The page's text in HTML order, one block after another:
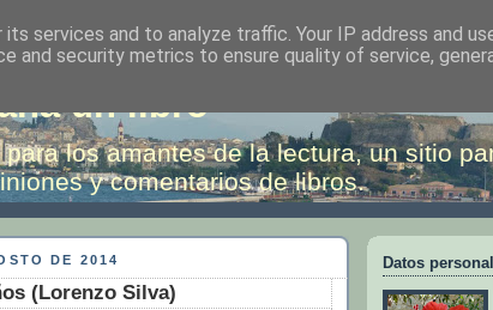
un libro
los amantes de la lectura, un sitio
y comentarios de libros.
DE 2014
(Lorenzo Silva)
Datos
services and to analyze traffic. Your IP address and
and security metrics to ensure quality of service,